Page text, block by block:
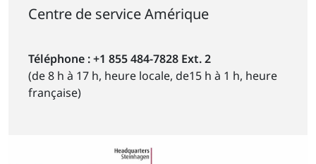
Centre de service Amérique
Téléphone : +1 855 484-7828 Ext. 2
(de 8 h à 17 h, heure locale, de15 h à 1 h, heure
française)